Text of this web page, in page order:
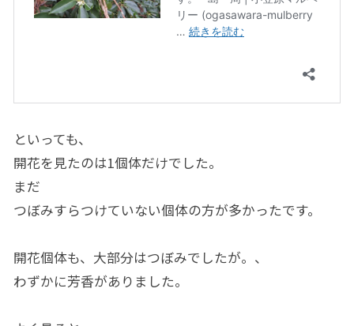
といっても、
開花を見たのは1個体だけでした。
まだ
つぼみすらつけていない個体の方が多かったです。
開花個体も、大部分はつぼみでしたが。、
わずかに芳香がありました。